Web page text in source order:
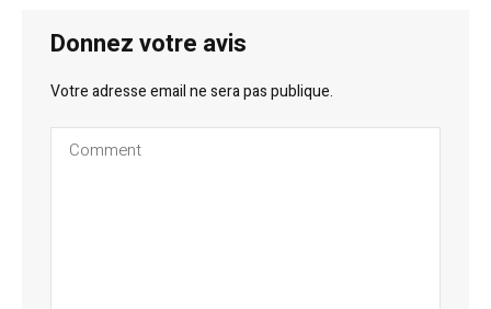
Donnez votre avis
Votre adresse email ne sera pas publique.